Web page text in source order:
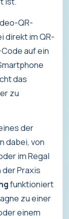
QR-
direkt im QR-
auf ein
das
zu
der
dabei, von
im Regal
Praxis
funktioniert
zu einer
einem